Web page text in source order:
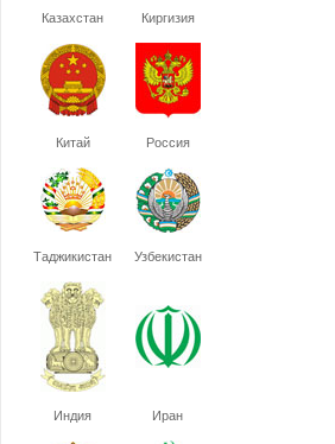
Казахстан Киргизия
Китай Россия
Таджикистан Узбекистан
Индия Иран